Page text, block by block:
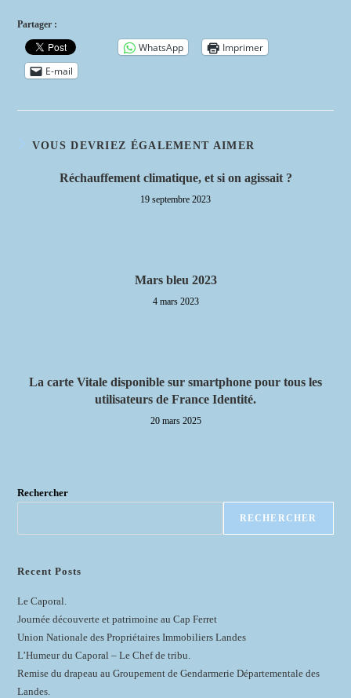
Partager :
WhatsApp
Imprimer
E-mail
VOUS DEVRIEZ ÉGALEMENT AIMER
Réchauffement climatique, et si on agissait ?
19 septembre 2023
Mars bleu 2023
4 mars 2023
La carte Vitale disponible sur smartphone pour tous les
utilisateurs de France Identité.
20 mars 2025
Rechercher
RECHERCHER
Recent Posts
Le Caporal.
Journée découverte et patrimoine au Cap Ferret
Union Nationale des Propriétaires Immobiliers Landes
L’Humeur du Caporal – Le Chef de tribu.
Remise du drapeau au Groupement de Gendarmerie Départementale des
Landes.